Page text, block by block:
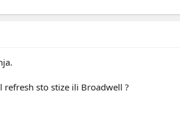
refresh sto stize ili Broadwell ?